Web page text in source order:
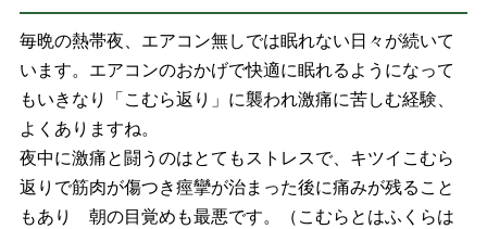
毎晩の熱帯夜、エアコン無しでは眠れない日々が続いて
います。エアコンのおかげで快適に眠れるようになって
もいきなり「こむら返り」に襲われ激痛に苦しむ経験、
よくありますね。
夜中に激痛と闘うのはとてもストレスで、キツイこむら
返りで筋肉が傷つき痙攣が治まった後に痛みが残ること
もあり 朝の目覚めも最悪です。（こむらとはふくらは